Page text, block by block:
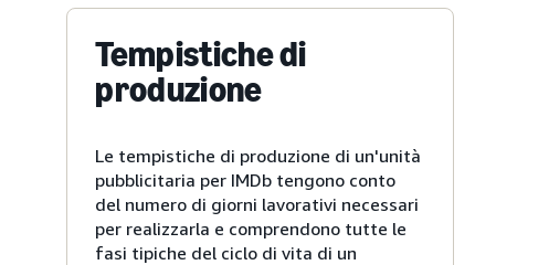
Tempistiche di
produzione
Le tempistiche di produzione di un'unità
pubblicitaria per IMDb tengono conto
del numero di giorni lavorativi necessari
per realizzarla e comprendono tutte le
fasi tipiche del ciclo di vita di un